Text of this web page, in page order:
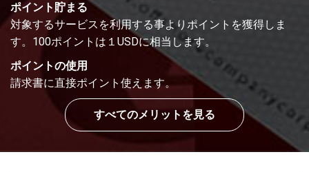
ポイント貯まる
対象するサービスを利用する事よりポイントを獲得しま
す。100ポイントは１USDに相当します。
ポイントの使用
請求書に直接ポイント使えます。
すべてのメリットを見る